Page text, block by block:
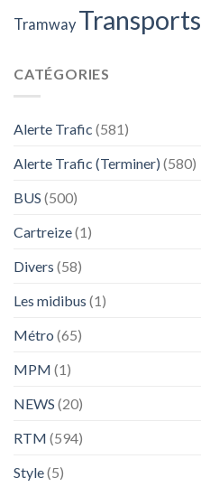
Tramway Transports
CATÉGORIES
Alerte Trafic (581)
Alerte Trafic (Terminer) (580)
BUS (500)
Cartreize(1)
Divers (58)
Les midibus (1)
Métro (65)
MPM (1)
NEWS (20)
RTM (594)
Style(5)